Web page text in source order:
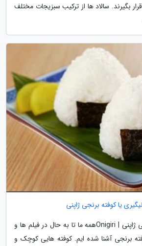
بگیرند. سالاد ها از ترکیب سبزیجات مختلف
یا کوفته برنجی ژاپنی
اونیگیری یا کوفته برنجی ژاپنی | Onigiriهمه ما تا به حال در فیلم ها و
برنجی آشنا شده ایم. کوفته هایی کوچک و